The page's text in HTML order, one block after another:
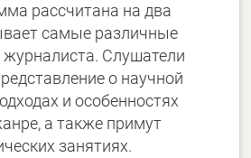
рассчитана на два
самые различные
Слушатели
о научной
и особенностях
а также примут
занятиях.